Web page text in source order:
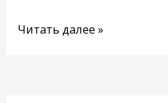
Читать далее »